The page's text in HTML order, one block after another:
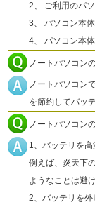
2、 ご利用のパ
3、 パソコン本
4、 パソコン本体
ノートパソコン
ノートパソコン
を節約してバッ
ノートパソコン
1、バッテリを高
例えば、炎天下
ようなことは避
2、バッテリを